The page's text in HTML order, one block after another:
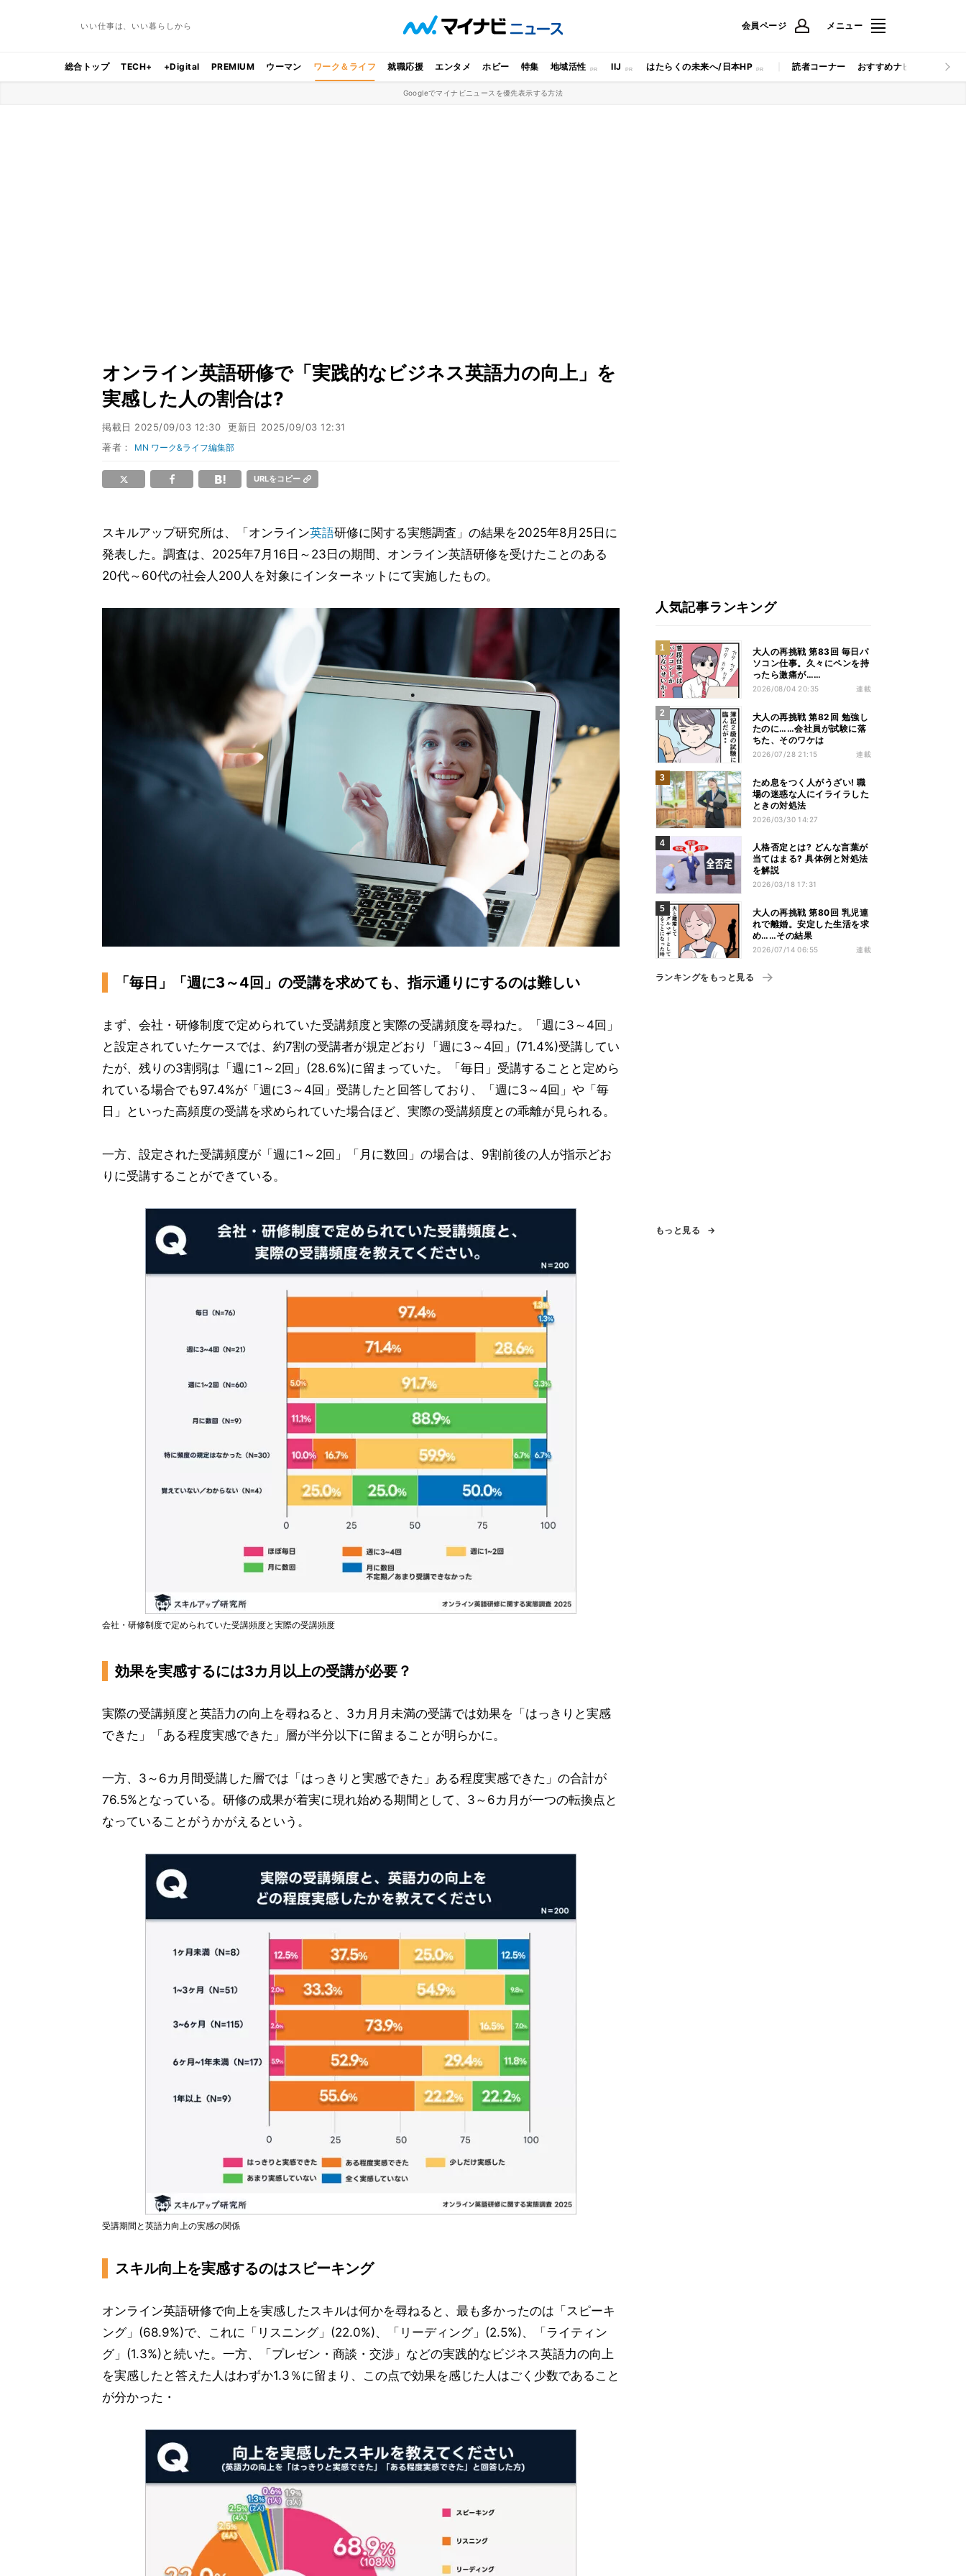
いい仕事は、いい暮らしから 会員ページ メニュー
総合トップ TECH+ +Digital PREMIUM ウーマン ワーク＆ライフ 就職応援 エンタメ ホビー 特集 地域活性 IIJ はたらくの未来へ/日本HP 読者コーナー おすすめナビ マイナビ
Googleでマイナビニュースを優先表示する方法
オンライン英語研修で「実践的なビジネス英語力の向上」を
実感した人の割合は?
掲載日 2025/09/03 12:30 更新日 2025/09/03 12:31
著者： MN ワーク&ライフ編集部
URLをコピー
スキルアップ研究所は、「オンライン英語研修に関する実態調査」の結果を2025年8月25日に
発表した。調査は、2025年7月16日～23日の期間、オンライン英語研修を受けたことのある
20代～60代の社会人200人を対象にインターネットにて実施したもの。
「毎日」「週に3～4回」の受講を求めても、指示通りにするのは難しい
まず、会社・研修制度で定められていた受講頻度と実際の受講頻度を尋ねた。「週に3～4回」
と設定されていたケースでは、約7割の受講者が規定どおり「週に3～4回」(71.4%)受講してい
たが、残りの3割弱は「週に1～2回」(28.6%)に留まっていた。「毎日」受講することと定めら
れている場合でも97.4%が「週に3～4回」受講したと回答しており、「週に3～4回」や「毎
日」といった高頻度の受講を求められていた場合ほど、実際の受講頻度との乖離が見られる。
一方、設定された受講頻度が「週に1～2回」「月に数回」の場合は、9割前後の人が指示どお
りに受講することができている。
会社・研修制度で定められていた受講頻度と実際の受講頻度
効果を実感するには3カ月以上の受講が必要？
実際の受講頻度と英語力の向上を尋ねると、3カ月月未満の受講では効果を「はっきりと実感
できた」「ある程度実感できた」層が半分以下に留まることが明らかに。
一方、3～6カ月間受講した層では「はっきりと実感できた」ある程度実感できた」の合計が
76.5%となっている。研修の成果が着実に現れ始める期間として、3～6カ月が一つの転換点と
なっていることがうかがえるという。
受講期間と英語力向上の実感の関係
スキル向上を実感するのはスピーキング
オンライン英語研修で向上を実感したスキルは何かを尋ねると、最も多かったのは「スピーキ
ング」(68.9%)で、これに「リスニング」(22.0%)、「リーディング」(2.5%)、「ライティン
グ」(1.3%)と続いた。一方、「プレゼン・商談・交渉」などの実践的なビジネス英語力の向上
を実感したと答えた人はわずか1.3％に留まり、この点で効果を感じた人はごく少数であること
が分かった・
人気記事ランキング
大人の再挑戦 第83回 毎日パ
ソコン仕事。久々にペンを持
ったら激痛が……
2026/08/04 20:35 連載
大人の再挑戦 第82回 勉強し
たのに……会社員が試験に落
ちた、そのワケは
2026/07/28 21:15 連載
ため息をつく人がうざい! 職
場の迷惑な人にイライラした
ときの対処法
2026/03/30 14:27
人格否定とは? どんな言葉が
当てはまる? 具体例と対処法
を解説
2026/03/18 17:31
大人の再挑戦 第80回 乳児連
れで離婚。安定した生活を求
め……その結果
2026/07/14 06:55 連載
ランキングをもっと見る
もっと見る